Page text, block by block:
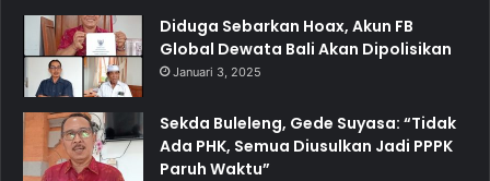
Diduga Sebarkan Hoax, Akun FB
Global Dewata Bali Akan Dipolisikan
Januari 3, 2025
Sekda Buleleng, Gede Suyasa: “Tidak
Ada PHK, Semua Diusulkan Jadi PPPK
Paruh Waktu”